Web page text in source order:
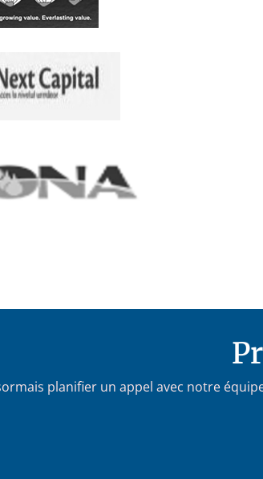
planifier un appel avec notre